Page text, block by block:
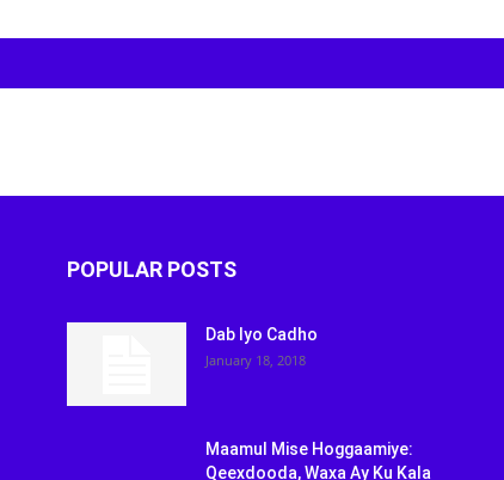
POPULAR POSTS
Dab Iyo Cadho
January 18, 2018
Maamul Mise Hoggaamiye:
Qeexdooda, Waxa Ay Ku Kala